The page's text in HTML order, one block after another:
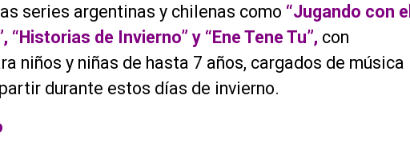
series argentinas y chilenas como “Jugando con el
“Historias de Invierno” y “Ene Tene Tu”, con
niños y niñas de hasta 7 años, cargados de música
durante estos días de invierno.